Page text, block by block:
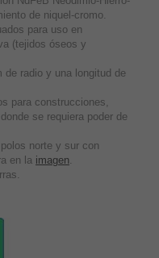
de niquel-cromo.
para uso en
(tejidos óseos y
de radio y una longitud de
para construcciones,
donde se requiera poder de
norte y sur con
en la imagen.